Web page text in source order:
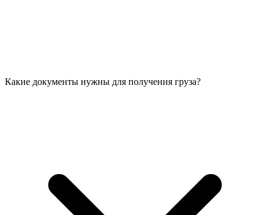
Какие документы нужны для получения груза?